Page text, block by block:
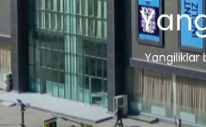
Yangiliklar